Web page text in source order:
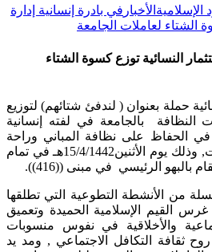
الأخبار في بادرة إنسانية إدارة
الشتاء لعاملات الجامعة
النسائية توزع كسوة الشتاء
حملة بعنوان ( لندفئ شتائهم) لتوزيع
بالجامعة في لفته إنسانية
في الحفاظ على نظافة المباني وراحة
منسوبات الجامعة والطالبات, وذلك يوم الأثنين15/4/1442هـ في تمام
بالبهو الرئيسي في مبنى ((416)).
من الأنشطة التطوعية التي تطلقها
القيم الإسلامية الحميدة وتعميق
والأخلاقية في نفوس منسوبات
ثقافة التكافل الاجتماعي , ومد يد